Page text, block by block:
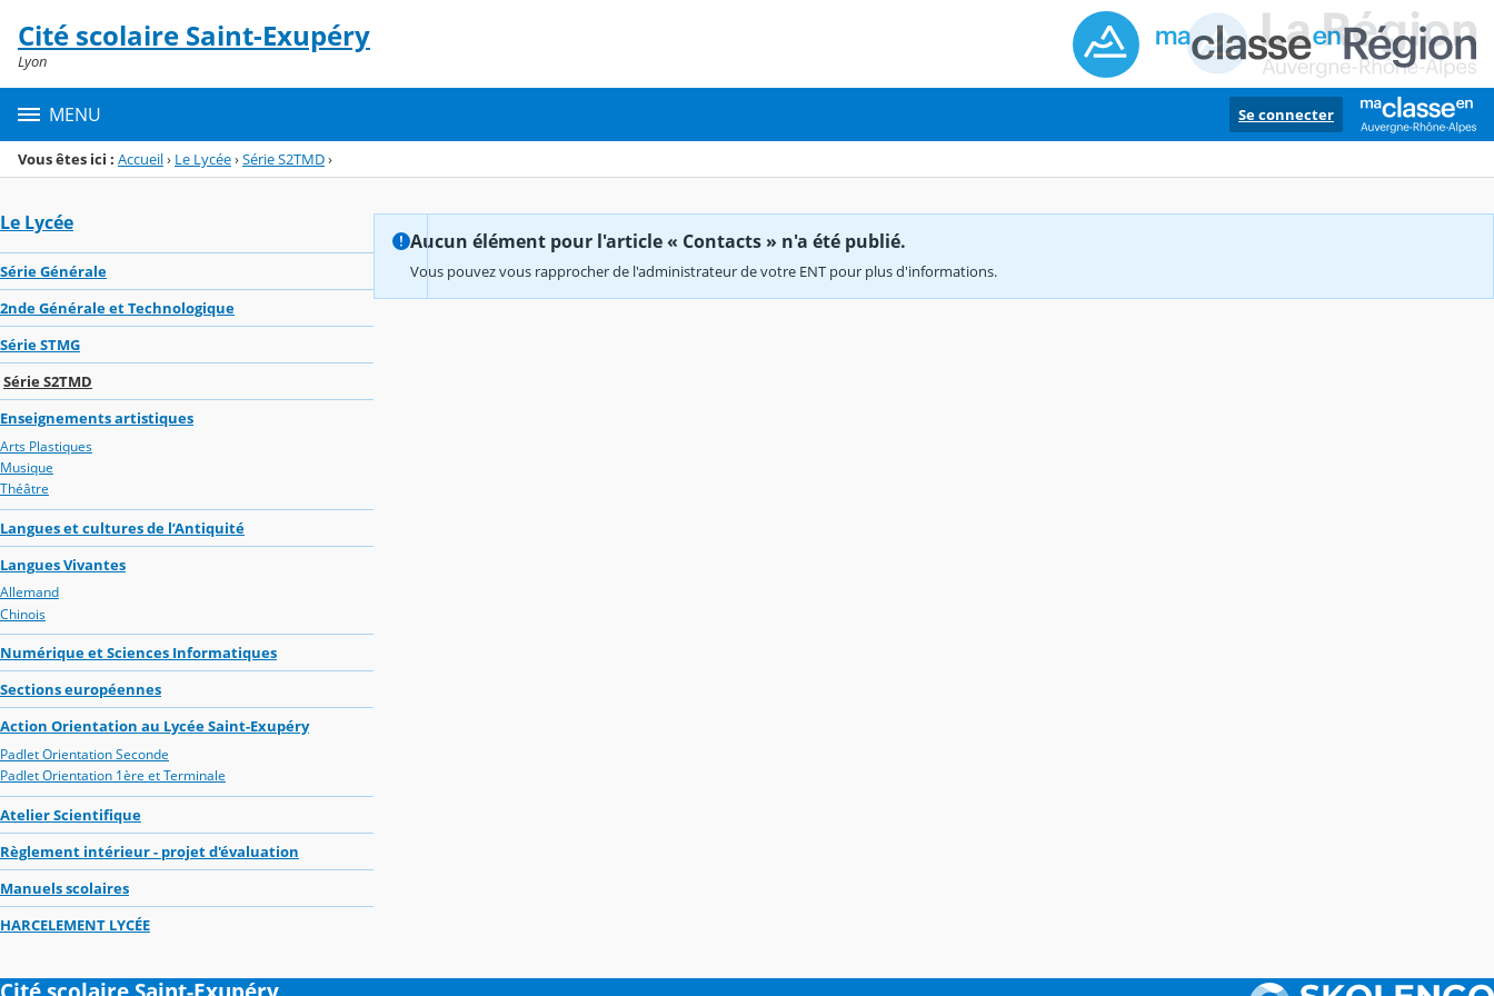
Menu de la rubrique
Contenu
Cité scolaire Saint-Exupéry
Lyon
MENU Se connecter
Vous êtes ici : Accueil› Le Lycée›Série S2TMD›
Le Lycée
Série Générale
2nde Générale et Technologique
Série STMG
Série S2TMD
Enseignements artistiques
Arts Plastiques
Musique
Théâtre
Langues et cultures de l’Antiquité
Langues Vivantes
Allemand
Chinois
Numérique et Sciences Informatiques
Sections européennes
Action Orientation au Lycée Saint-Exupéry
Padlet Orientation Seconde
Padlet Orientation 1ère et Terminale
Atelier Scientifique
Règlement intérieur - projet d'évaluation
Manuels scolaires
HARCELEMENT LYCÉE
Aucun élément pour l'article « Contacts » n'a été publié.
Vous pouvez vous rapprocher de l'administrateur de votre ENT pour plus d'informations.